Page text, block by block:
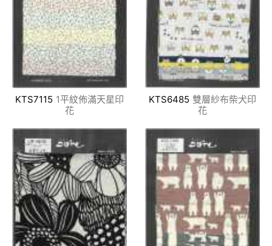
KTS7115 1平紋佈滿天星印
花
KTS6485 雙層紗布柴犬印
花